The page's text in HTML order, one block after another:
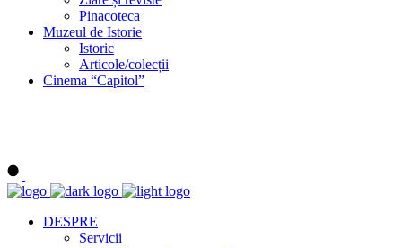
Pinacoteca
Muzeul de Istorie
Istoric
Articole/colecții
Cinema “Capitol”
DESPRE
Servicii